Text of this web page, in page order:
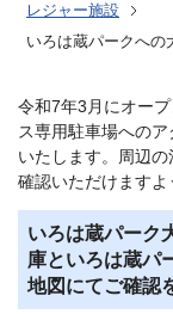
レジャー施設
いろは蔵パークへの
令和7年3月にオー
ス専用駐車場への
いたします。周辺
確認いただけますよ
いろは蔵パーク
庫といろは蔵パ
地図にてご確認